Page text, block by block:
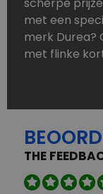
met een
merk Durea?
met flinke
Schoenen
schoenen,
aanbod is zo
passend
Welke
THE